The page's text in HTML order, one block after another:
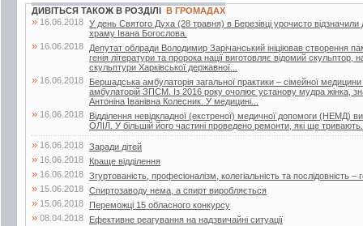
ДИВІТЬСЯ ТАКОЖ В РОЗДІЛІ В ГРОМАДАХ
» 16.06.2018 У день Святого Духа (28 травня) в Березівці урочисто відзначили
храму Івана Богослова.
» 16.06.2018
Депутат облради Володимир Зарічанський ініціював створення
генія літератури та пророка нації виготовляє відомий
скульптури Харківської державної...
» 16.06.2018
Бершадська амбулаторія загальної практики – сімейної
амбулаторій ЗПСМ. Із 2016 року очолює установу мудра жінка,
Антоніна Іванівна Колесник. У медицині...
» 16.06.2018
Відділення невідкладної (екстреної) медичної допомоги (НЕМД)
ОЛІЛ. У більшій його частині проведено ремонти, які ще тривають.
» 16.06.2018 Заради дітей
» 16.06.2018 Краще відділення
» 16.06.2018 Згуртованість, професіоналізм, колегіальність та послідовність –
» 15.06.2018 Спиртозаводу нема, а спирт виробляється
» 15.06.2018 Переможці 15 обласного конкурсу
» 08.04.2018 Ефективне реагування на надзвичайні ситуації